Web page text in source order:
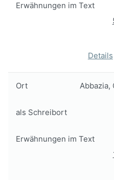
Erwähnungen im Text
Details
Ort Abbazia,
als Schreibort
Erwähnungen im Text